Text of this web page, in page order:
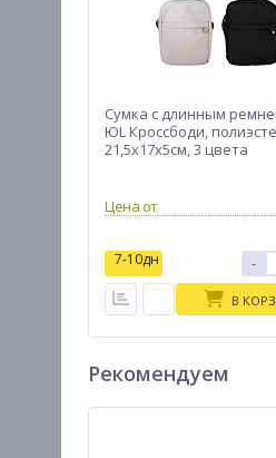
Сумка с длинным
ЮL Кроссбоди,
21,5х17х5см, 3 цвета
Цена от
7-10дн -
В
Рекомендуем